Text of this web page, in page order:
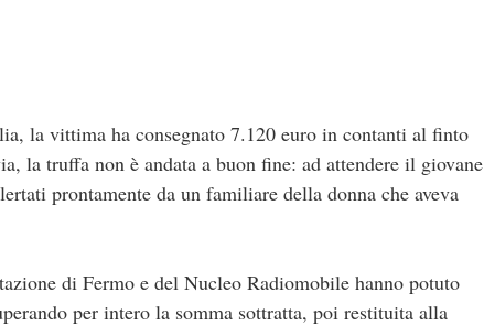
la vittima ha consegnato 7.120 euro in contanti al finto
la truffa non è andata a buon fine: ad attendere il giovane
prontamente da un familiare della donna che aveva
di Fermo e del Nucleo Radiomobile hanno potuto
per intero la somma sottratta, poi restituita alla